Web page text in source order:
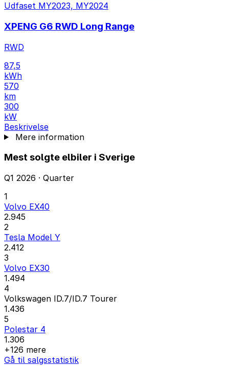
Udfaset MY2023, MY2024
XPENG G6 RWD Long Range
RWD
87,5
kWh
570
km
300
kW
Beskrivelse
Mere information
Mest solgte elbiler i Sverige
Q1 2026 · Quarter
1
Volvo EX40
2.945
2
Tesla Model Y
2.412
3
Volvo EX30
1.494
4
Volkswagen ID.7/ID.7 Tourer
1.436
5
Polestar 4
1.306
+126 mere
Gå til salgsstatistik